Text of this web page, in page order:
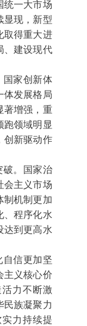
统一大市场
显现，新型
取得重大进
、建设现代
家创新体
体发展格局
著增强，重
跑领域明显
创新驱动作
。国家治
会主义市场
制机制更加
、程序化水
达到更高水
信更加坚
主义核心价
力不断激
民族凝聚力
力持续提